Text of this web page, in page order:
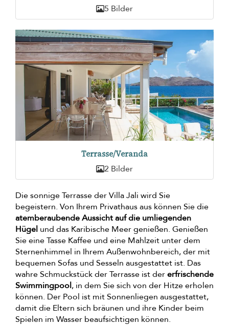
5 Bilder
Terrasse/Veranda
2 Bilder
Die sonnige Terrasse der Villa Jali wird Sie
begeistern. Von Ihrem Privathaus aus können Sie die
atemberaubende Aussicht auf die umliegenden
Hügel und das Karibische Meer genießen. Genießen
Sie eine Tasse Kaffee und eine Mahlzeit unter dem
Sternenhimmel in Ihrem Außenwohnbereich, der mit
bequemen Sofas und Sesseln ausgestattet ist. Das
wahre Schmuckstück der Terrasse ist dererfrischende
Swimmingpool, in dem Sie sich von der Hitze erholen
können. Der Pool ist mit Sonnenliegen ausgestattet,
damit die Eltern sich bräunen und ihre Kinder beim
Spielen im Wasser beaufsichtigen können.